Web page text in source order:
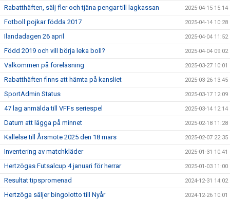
Rabatthäften, sälj fler och tjäna pengar till lagkassan 2025-04-15 15:14
Fotboll pojkar födda 2017 2025-04-14 10:28
Ilandadagen 26 april 2025-04-04 11:52
Född 2019 och vill börja leka boll? 2025-04-04 09:02
Välkommen på föreläsning 2025-03-27 10:01
Rabatthäften finns att hämta på kansliet 2025-03-26 13:45
SportAdmin Status 2025-03-17 12:09
47 lag anmälda till VFFs seriespel 2025-03-14 12:14
Datum att lägga på minnet 2025-02-18 11:28
Kallelse till Årsmöte 2025 den 18 mars 2025-02-07 22:35
Inventering av matchkläder 2025-01-31 10:41
Hertzögas Futsalcup 4 januari för herrar 2025-01-03 11:00
Resultat tipspromenad 2024-12-31 14:02
Hertzöga säljer bingolotto till Nyår 2024-12-26 10:01